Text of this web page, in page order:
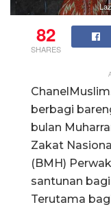
82
SHARES
berbagi
bulan
Zakat
(BMH)
santunan
Terutama